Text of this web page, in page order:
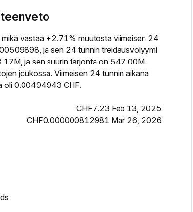
vastaa +2.71% muutosta viimeisen 24
ja sen 24 tunnin treidausvolyymi
ja sen suurin tarjonta on 547.00M.
joukossa. Viimeisen 24 tunnin aikana
oli 0.00494943 CHF.
CHF7.23 Feb 13, 2025
CHF0.000000812981 Mar 26, 2026